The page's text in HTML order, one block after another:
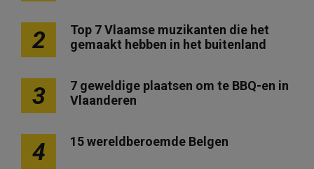
2
Top 7 Vlaamse muzikanten die het
gemaakt hebben in het buitenland
3
7 geweldige plaatsen om te BBQ-en in
Vlaanderen
4 15 wereldberoemde Belgen